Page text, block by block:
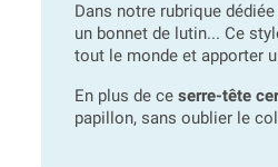
Dans notre rubrique dédiée
un bonnet de lutin... Ce
tout le monde et apporter
En plus de ce serre-tête
papillon, sans oublier le